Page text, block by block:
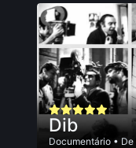
Dib
Documentário • De